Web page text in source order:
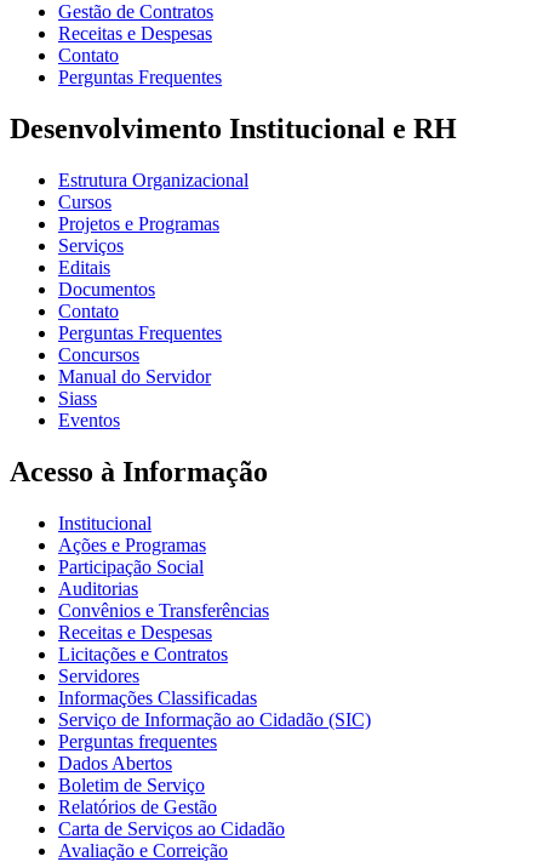
Gestão de Contratos
Receitas e Despesas
Contato
Perguntas Frequentes
Desenvolvimento Institucional e RH
Estrutura Organizacional
Cursos
Projetos e Programas
Serviços
Editais
Documentos
Contato
Perguntas Frequentes
Concursos
Manual do Servidor
Siass
Eventos
Acesso à Informação
Institucional
Ações e Programas
Participação Social
Auditorias
Convênios e Transferências
Receitas e Despesas
Licitações e Contratos
Servidores
Informações Classificadas
Serviço de Informação ao Cidadão (SIC)
Perguntas frequentes
Dados Abertos
Boletim de Serviço
Relatórios de Gestão
Carta de Serviços ao Cidadão
Avaliação e Correição